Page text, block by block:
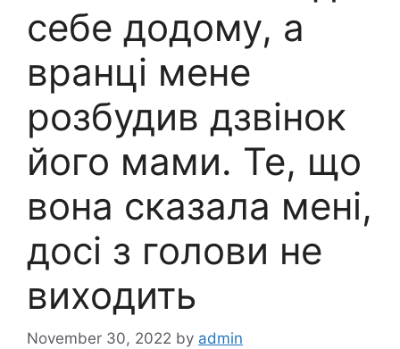
себе додому, а
вранці мене
розбудив дзвінок
його мами. Те, що
вона сказала мені,
досі з голови не
виходить
November 30, 2022 by admin